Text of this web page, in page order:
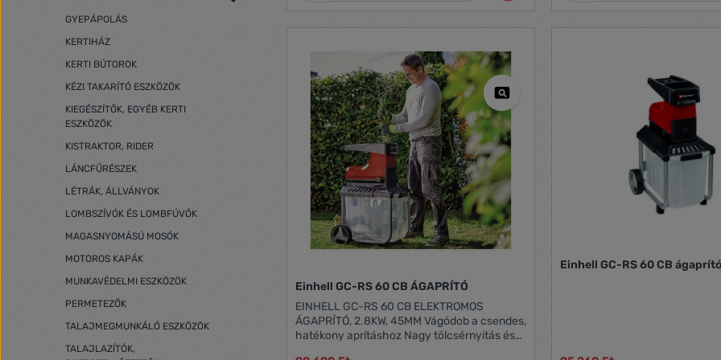
GYEPÁPOLÁS
KERTIHÁZ
KERTI BÚTOROK
KÉZI TAKARÍTÓ ESZKÖZÖK
KIEGÉSZÍTŐK, EGYÉB KERTI
ESZKÖZÖK
KISTRAKTOR, RIDER
LÁNCFŰRÉSZEK
LÉTRÁK, ÁLLVÁNYOK
LOMBSZÍVÓK ÉS LOMBFÚVÓK
MAGASNYOMÁSÚ MOSÓK
MOTOROS KAPÁK
MUNKAVÉDELMI ESZKÖZÖK
PERMETEZŐK
TALAJMEGMUNKÁLÓ ESZKÖZÖK
TALAJLAZÍTÓK,
Einhell GC-RS 60 CB ÁGAPRÍTÓ
EINHELL GC-RS 60 CB ELEKTROMOS
ÁGAPRÍTÓ, 2.8KW, 45MM Vágódob a csendes,
hatékony aprításhoz Nagy tölcsérnyitás és
Einhell GC-RS 60 CB